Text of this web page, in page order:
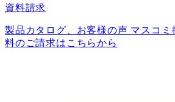
資料請求
製品カタログ、お客様の声 マスコミ
料のご請求はこちらから